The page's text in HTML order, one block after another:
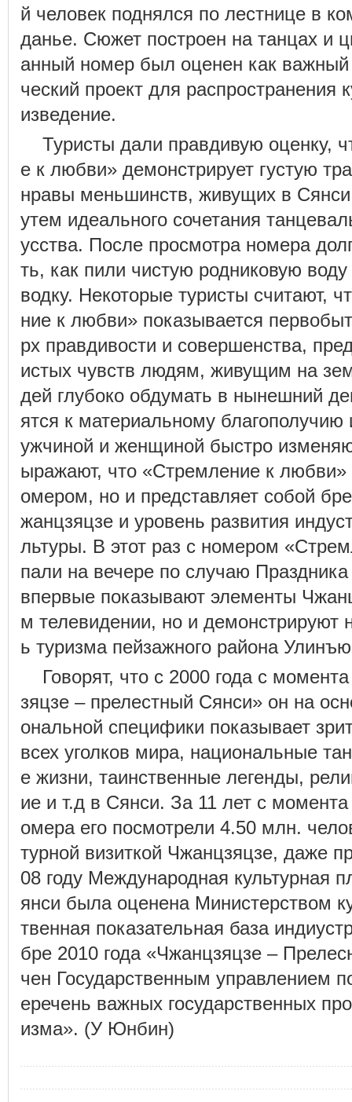
й человек поднялся по лестнице в
данье. Сюжет построен на танцах и
анный номер был оценен как важный
ческий проект для распространения
изведение.
Туристы дали правдивую оценку,
е к любви» демонстрирует густую
нравы меньшинств, живущих в
утем идеального сочетания
усства. После просмотра номера
ть, как пили чистую родниковую
водку. Некоторые туристы считают,
ние к любви» показывается
рх правдивости и совершенства,
истых чувств людям, живущим на
дей глубоко обдумать в нынешний
ятся к материальному
ужчиной и женщиной быстро
ыражают, что «Стремление к любви»
омером, но и представляет собой
жанцзяцзе и уровень развития
льтуры. В этот раз с номером
пали на вечере по случаю
впервые показывают элементы
м телевидении, но и демонстрируют
ь туризма пейзажного района
Говорят, что с 2000 года с
зяцзе – прелестный Сянси» он на
ональной специфики показывает
всех уголков мира, национальные
е жизни, таинственные легенды,
ие и т.д в Сянси. За 11 лет с
омера его посмотрели 4.50 млн.
турной визиткой Чжанцзяцзе, даже
08 году Международная культурная
янси была оценена Министерством
твенная показательная база
бре 2010 года «Чжанцзяцзе –
чен Государственным управлением
еречень важных государственных
изма». (У Юнбин)